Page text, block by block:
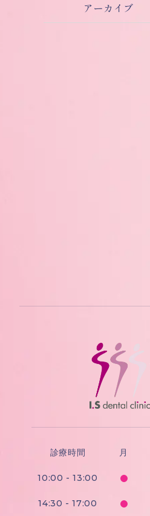
アーカイブ
診療時間 月
10:00 - 13:00
14:30 - 17:00